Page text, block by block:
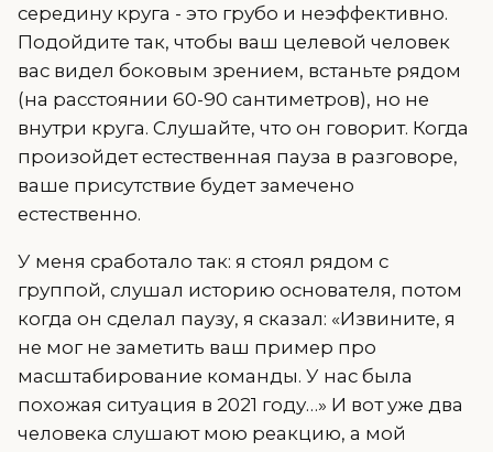
середину круга - это грубо и неэффективно.
Подойдите так, чтобы ваш целевой человек
вас видел боковым зрением, встаньте рядом
(на расстоянии 60-90 сантиметров), но не
внутри круга. Слушайте, что он говорит. Когда
произойдет естественная пауза в разговоре,
ваше присутствие будет замечено
естественно.
У меня сработало так: я стоял рядом с
группой, слушал историю основателя, потом
когда он сделал паузу, я сказал: «Извините, я
не мог не заметить ваш пример про
масштабирование команды. У нас была
похожая ситуация в 2021 году…» И вот уже два
человека слушают мою реакцию, а мой